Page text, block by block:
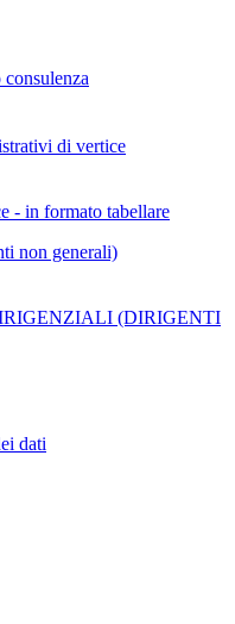
di vertice
- in formato tabellare
non generali)
(DIRIGENTI
dati